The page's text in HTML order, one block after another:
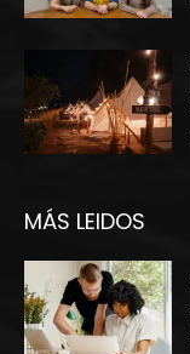
MÁS LEIDOS